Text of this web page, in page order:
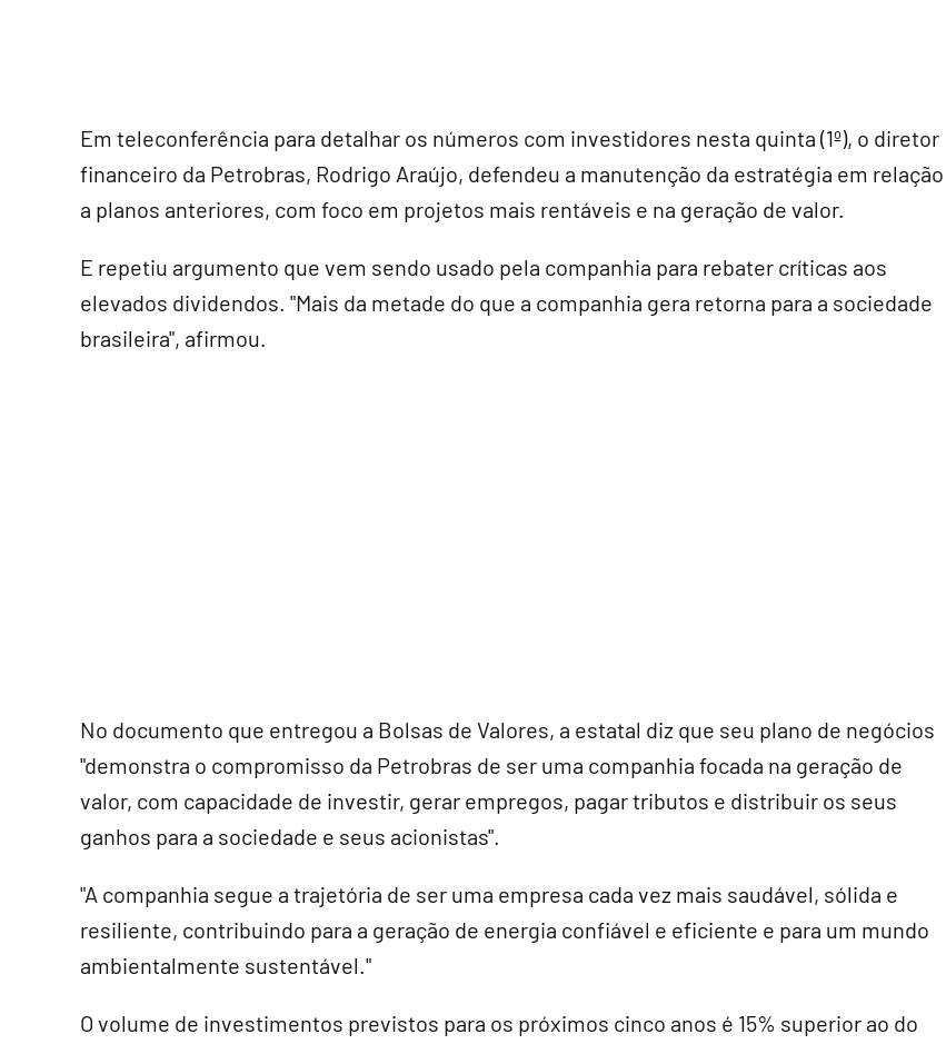
Em teleconferência para detalhar os números com investidores nesta quinta (1º), o diretor
financeiro da Petrobras, Rodrigo Araújo, defendeu a manutenção da estratégia em relação
a planos anteriores, com foco em projetos mais rentáveis e na geração de valor.
E repetiu argumento que vem sendo usado pela companhia para rebater críticas aos
elevados dividendos. "Mais da metade do que a companhia gera retorna para a sociedade
brasileira", afirmou.
No documento que entregou a Bolsas de Valores, a estatal diz que seu plano de negócios
"demonstra o compromisso da Petrobras de ser uma companhia focada na geração de
valor, com capacidade de investir, gerar empregos, pagar tributos e distribuir os seus
ganhos para a sociedade e seus acionistas".
"A companhia segue a trajetória de ser uma empresa cada vez mais saudável, sólida e
resiliente, contribuindo para a geração de energia confiável e eficiente e para um mundo
ambientalmente sustentável."
O volume de investimentos previstos para os próximos cinco anos é 15% superior ao do